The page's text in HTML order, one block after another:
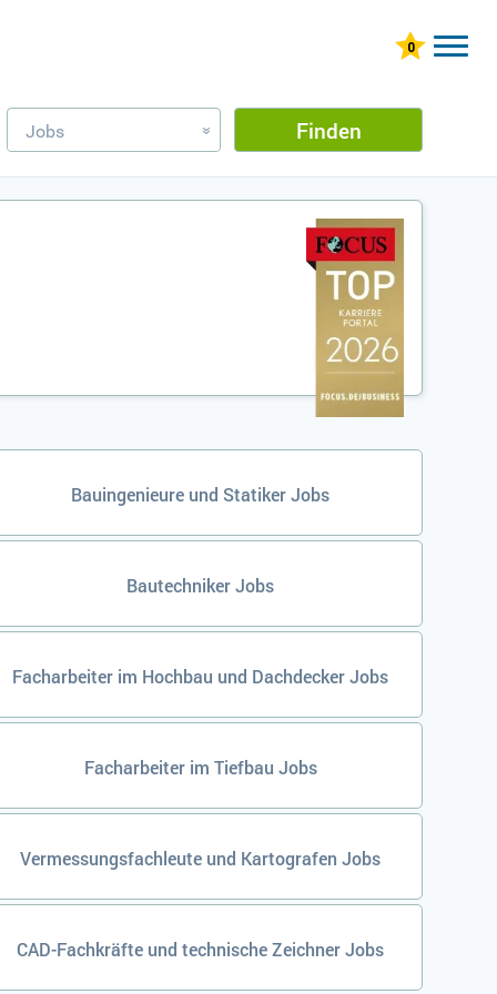
Jobs » Finden
Bauingenieure und Statiker Jobs
Bautechniker Jobs
Facharbeiter im Hochbau und Dachdecker Jobs
Facharbeiter im Tiefbau Jobs
Vermessungsfachleute und Kartografen Jobs
CAD-Fachkräfte und technische Zeichner Jobs